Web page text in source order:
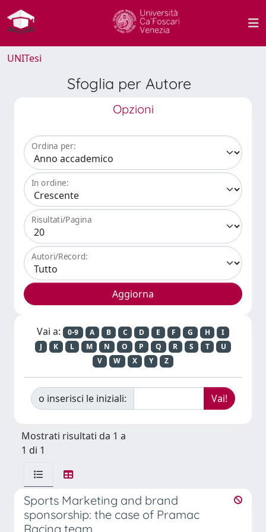
UNITesi
Sfoglia per Autore
Opzioni
Ordina per:
In ordine:
Risultati/Pagina
Autori/Record:
Vai a: 0-9 A B C D E F G H
I
J
K L M N O P Q R S T
U
V
W X Y Z
o inserisci le iniziali:
Mostrati risultati da 1 a
1 di 1
Sports Marketing and brand
sponsorship: the case of Pramac
Racing team